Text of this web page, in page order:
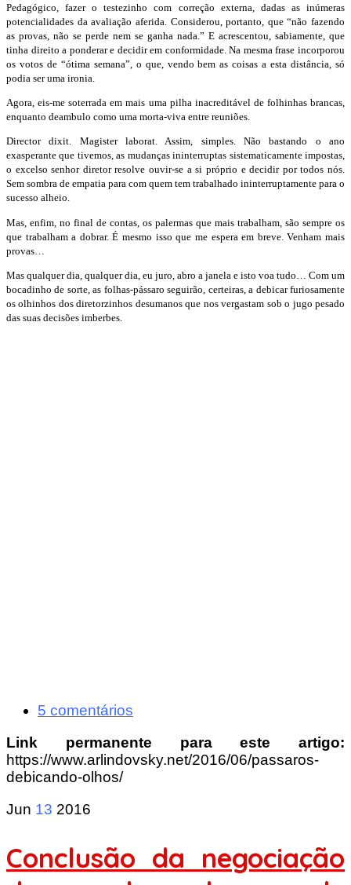
Pedagógico, fazer o testezinho com correção externa, dadas as inúmeras
potencialidades da avaliação aferida. Considerou, portanto, que “não fazendo
as provas, não se perde nem se ganha nada.” E acrescentou, sabiamente, que
tinha direito a ponderar e decidir em conformidade. Na mesma frase incorporou
os votos de “ótima semana”, o que, vendo bem as coisas a esta distância, só
podia ser uma ironia.
Agora, eis-me soterrada em mais uma pilha inacreditável de folhinhas brancas,
enquanto deambulo como uma morta-viva entre reuniões.
Director dixit. Magister laborat. Assim, simples. Não bastando o ano
exasperante que tivemos, as mudanças ininterruptas sistematicamente impostas,
o excelso senhor diretor resolve ouvir-se a si próprio e decidir por todos nós.
Sem sombra de empatia para com quem tem trabalhado ininterruptamente para o
sucesso alheio.
Mas, enfim, no final de contas, os palermas que mais trabalham, são sempre os
que trabalham a dobrar. É mesmo isso que me espera em breve. Venham mais
provas…
Mas qualquer dia, qualquer dia, eu juro, abro a janela e isto voa tudo… Com um
bocadinho de sorte, as folhas-pássaro seguirão, certeiras, a debicar furiosamente
os olhinhos dos diretorzinhos desumanos que nos vergastam sob o jugo pesado
das suas decisões imberbes.
5 comentários
Link permanente para este artigo:
https://www.arlindovsky.net/2016/06/passaros-
debicando-olhos/
Jun 13 2016
Conclusão da negociação